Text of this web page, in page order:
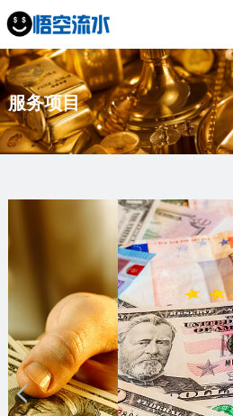
网
站
首
页
银
行
流
工
资
薪
水
流
务
目
新
资
讯
牌
故
联
系
服务项目